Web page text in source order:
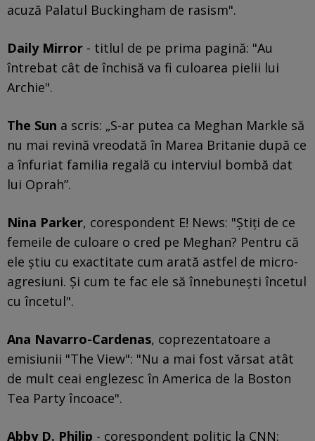
acuză Palatul Buckingham de rasism".
Daily Mirror - titlul de pe prima pagină: "Au
întrebat cât de închisă va fi culoarea pielii lui
Archie".
The Sun a scris: „S-ar putea ca Meghan Markle să
nu mai revină vreodată în Marea Britanie după ce
a înfuriat familia regală cu interviul bombă dat
lui Oprah”.
Nina Parker, corespondent E! News: "Ştiţi de ce
femeile de culoare o cred pe Meghan? Pentru că
ele ştiu cu exactitate cum arată astfel de micro-
agresiuni. Şi cum te fac ele să înnebuneşti încetul
cu încetul".
Ana Navarro-Cardenas, coprezentatoare a
emisiunii "The View": "Nu a mai fost vărsat atât
de mult ceai englezesc în America de la Boston
Tea Party încoace".
Abby D. Philip - corespondent politic la CNN: